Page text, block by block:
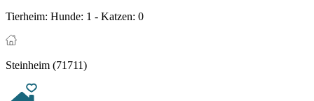
Tierheim: Hunde: 1 - Katzen: 0
Steinheim (71711)